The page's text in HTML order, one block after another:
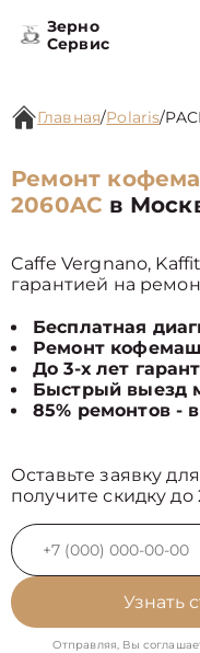
Зерно
Сервис
Главная/Polaris/
Ремонт
2060AC в
Caffe Vergnano,
гарантией на
Бесплатная
Ремонт
До 3-х лет
Быстрый выезд
85% ремонтов -
Оставьте заявку
получите скидку до
Узнать
Отправляя, Вы